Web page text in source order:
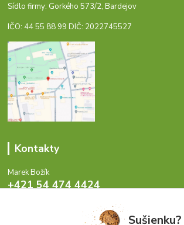
Sídlo firmy: Gorkého 573/2, Bardejov
IČO: 44 55 88 99 DIČ: 2022745527
Kontakty
Marek Božík
+421 54 474 4424
info@antikvariat.sk Sušienku?